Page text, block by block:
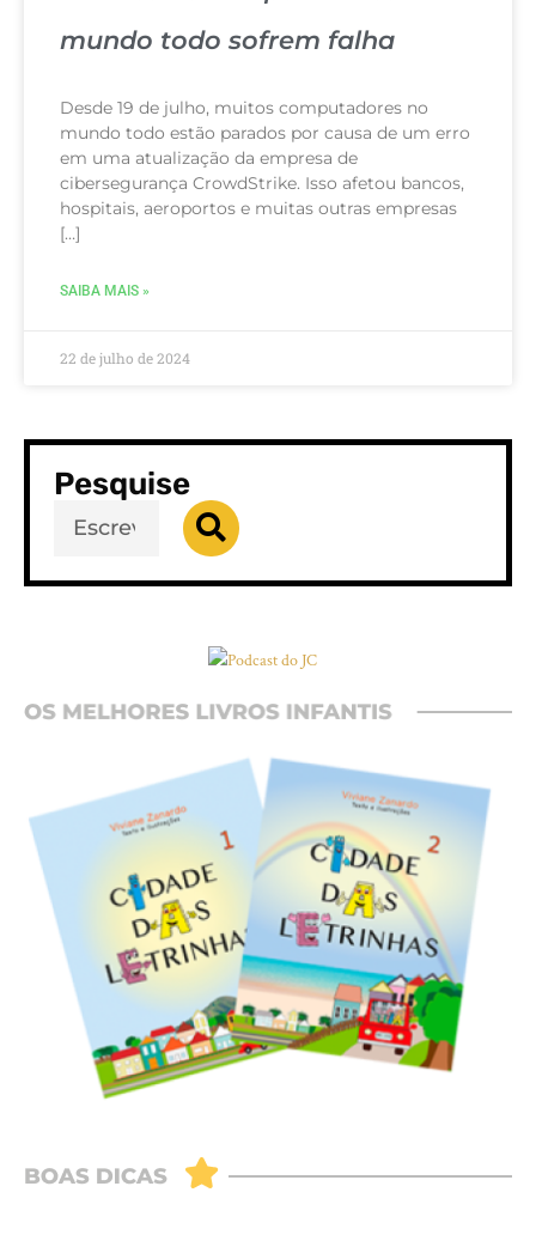
mundo todo sofrem falha
Desde 19 de julho, muitos computadores no
mundo todo estão parados por causa de um erro
em uma atualização da empresa de
cibersegurança CrowdStrike. Isso afetou bancos,
hospitais, aeroportos e muitas outras empresas
[…]
SAIBA MAIS »
22 de julho de 2024
Pesquise